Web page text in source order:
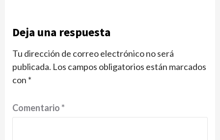
Deja una respuesta
Tu dirección de correo electrónico no será
publicada. Los campos obligatorios están marcados
con *
Comentario*